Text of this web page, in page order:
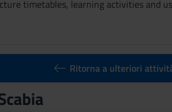
timetables, learning activities and
Ritorna a ulteriori